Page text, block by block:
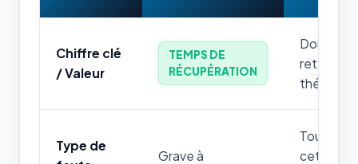
Chiffre clé
/ Valeur
TEMPS DE
RÉCUPÉRATION
Donnée
retenir
Type de
Grave à
Toute
cette